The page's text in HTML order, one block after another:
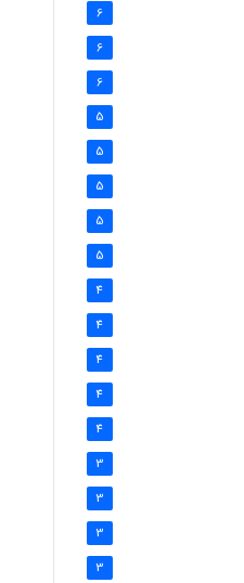
6
6
6
5
5
5
5
5
4
4
4
4
4
3
3
3
3